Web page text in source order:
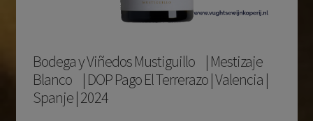
Bodega y Viñedos Mustiguillo | Mestizaje
Blanco | DOP Pago El Terrerazo | Valencia |
Spanje | 2024